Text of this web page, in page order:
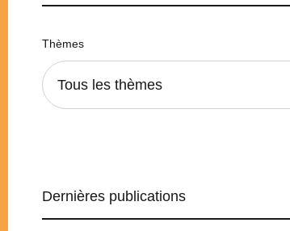
Thèmes
Tous les thèmes
Dernières publications